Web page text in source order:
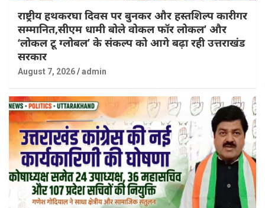
राष्ट्रीय हथकरघा दिवस पर बुनकर और हस्तशिल्प कारीगर
सम्मानित,सीएम धामी बोले वोकल फॉर लोकल’ और
‘लोकल टू ग्लोबल’ के संकल्प को आगे बढ़ा रही उत्तराखंड
सरकार
August 7, 2026 admin